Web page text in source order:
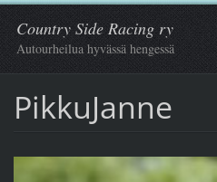
Country Side Racing ry
Autourheilua hyvässä hengessä
PikkuJanne